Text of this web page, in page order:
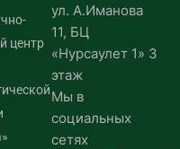
центр
ул. А.Иманова
11, БЦ
«Нурсаулет 1» 3
этаж
Мы в
социальных
сетях